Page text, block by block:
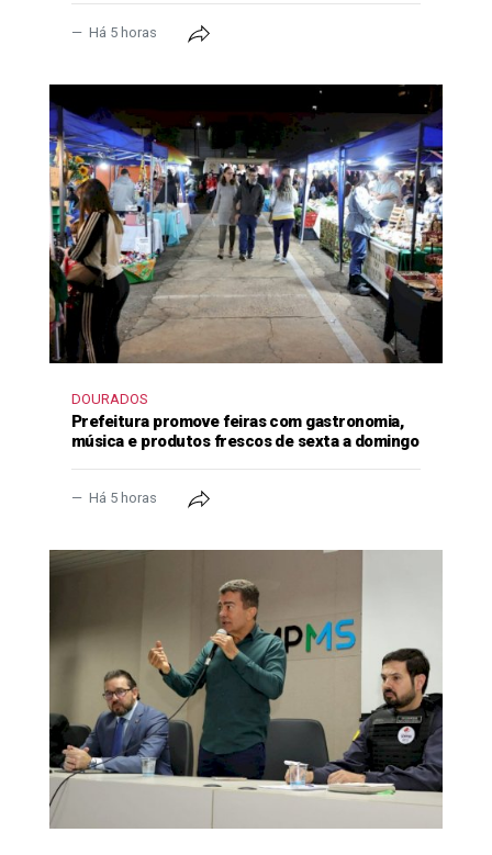
Há 5 horas
DOURADOS
Prefeitura promove feiras com gastronomia,
música e produtos frescos de sexta a domingo
Há 5 horas